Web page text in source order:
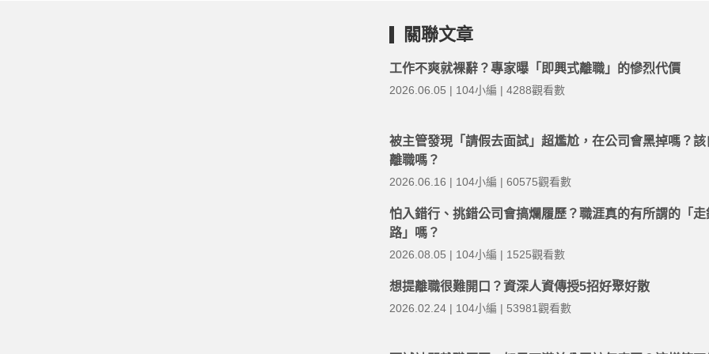
關聯文章
工作不爽就裸辭？專家曝「即興式離職」的慘烈代價
2026.06.05 | 104小編 | 4288觀看數
被主管發現「請假去面試」超尷尬，在公司會黑掉嗎？該
離職嗎？
2026.06.16 | 104小編 | 60575觀看數
怕入錯行、挑錯公司會搞爛履歷？職涯真的有所謂的「走
路」嗎？
2026.08.05 | 104小編 | 1525觀看數
想提離職很難開口？資深人資傳授5招好聚好散
2026.02.24 | 104小編 | 53981觀看數